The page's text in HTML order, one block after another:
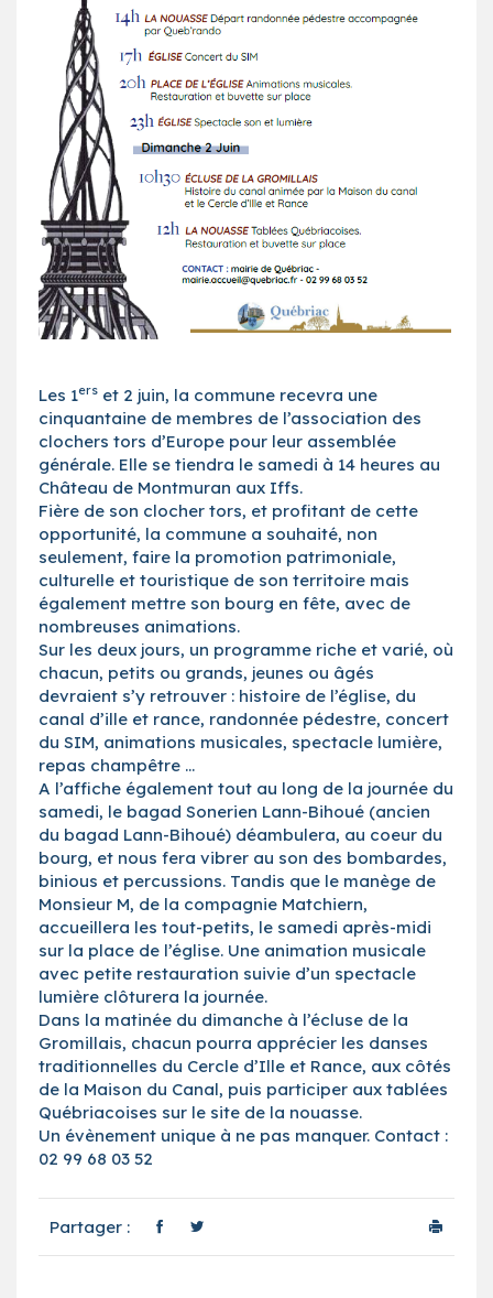
Les 1ers et 2 juin, la commune recevra une
cinquantaine de membres de l’association des
clochers tors d’Europe pour leur assemblée
générale. Elle se tiendra le samedi à 14 heures au
Château de Montmuran aux Iffs.
Fière de son clocher tors, et profitant de cette
opportunité, la commune a souhaité, non
seulement, faire la promotion patrimoniale,
culturelle et touristique de son territoire mais
également mettre son bourg en fête, avec de
nombreuses animations.
Sur les deux jours, un programme riche et varié, où
chacun, petits ou grands, jeunes ou âgés
devraient s’y retrouver : histoire de l’église, du
canal d’ille et rance, randonnée pédestre, concert
du SIM, animations musicales, spectacle lumière,
repas champêtre …
A l’affiche également tout au long de la journée du
samedi, le bagad Sonerien Lann-Bihoué (ancien
du bagad Lann-Bihoué) déambulera, au coeur du
bourg, et nous fera vibrer au son des bombardes,
binious et percussions. Tandis que le manège de
Monsieur M, de la compagnie Matchiern,
accueillera les tout-petits, le samedi après-midi
sur la place de l’église. Une animation musicale
avec petite restauration suivie d’un spectacle
lumière clôturera la journée.
Dans la matinée du dimanche à l’écluse de la
Gromillais, chacun pourra apprécier les danses
traditionnelles du Cercle d’Ille et Rance, aux côtés
de la Maison du Canal, puis participer aux tablées
Québriacoises sur le site de la nouasse.
Un évènement unique à ne pas manquer. Contact :
02 99 68 03 52
Partager :